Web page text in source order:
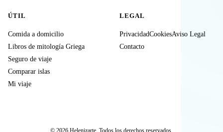
ÚTIL
Comida a domicilio
Libros de mitología Griega
Seguro de viaje
Comparar islas
Mi viaje
LEGAL
PrivacidadCookiesAviso Legal
Contacto
© 2026 Helenizarte. Todos los derechos reservados.